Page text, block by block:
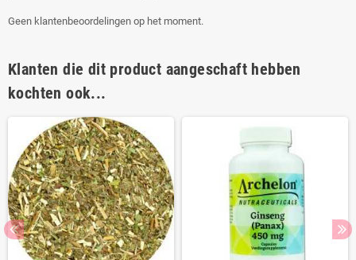
Geen klantenbeoordelingen op het moment.
Klanten die dit product aangeschaft hebben
kochten ook...